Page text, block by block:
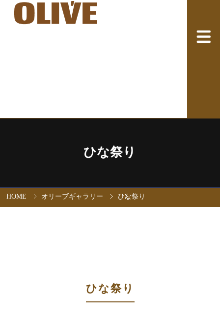
ひな祭り
HOME オリーブギャラリー ひな祭り
ひな祭り